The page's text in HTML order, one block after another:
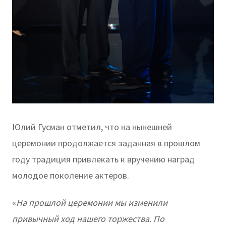
Юлий Гусман отметил, что на нынешней
церемонии продолжается заданная в прошлом
году традиция привлекать к вручению наград
молодое поколение актеров.
«На прошлой церемонии мы изменили
привычный ход нашего торжества. По